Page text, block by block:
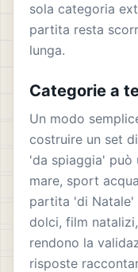
sola categoria
partita resta
lunga.
Categorie a
Un modo
costruire un set
'da spiaggia' può
mare, sport
partita 'di Natale'
dolci, film
rendono la
risposte